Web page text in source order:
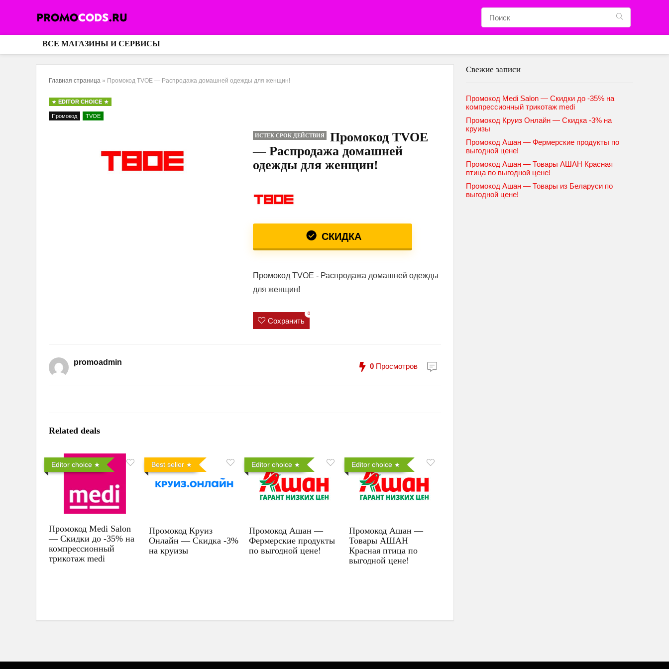
ВСЕ МАГАЗИНЫ И СЕРВИСЫ
Главная страница » Промокод TVOE — Распродажа домашней одежды для женщин!
EDITOR CHOICE
Промокод TVOE
ИСТЕК СРОК ДЕЙСТВИЯ
Промокод TVOE
— Распродажа домашней
одежды для женщин!
СКИДКА
Промокод TVOE - Распродажа домашней одежды
для женщин!
Сохранить
0
promoadmin 0 Просмотров
Related deals
Editor choice
Промокод Medi Salon
— Скидки до -35% на
компрессионный
трикотаж medi
Best seller
Промокод Круиз
Онлайн — Скидка -3%
на круизы
Editor choice
Промокод Ашан —
Фермерские продукты
по выгодной цене!
Editor choice
Промокод Ашан —
Товары АШАН
Красная птица по
выгодной цене!
Свежие записи
Промокод Medi Salon — Скидки до -35% на
компрессионный трикотаж medi
Промокод Круиз Онлайн — Скидка -3% на
круизы
Промокод Ашан — Фермерские продукты по
выгодной цене!
Промокод Ашан — Товары АШАН Красная
птица по выгодной цене!
Промокод Ашан — Товары из Беларуси по
выгодной цене!